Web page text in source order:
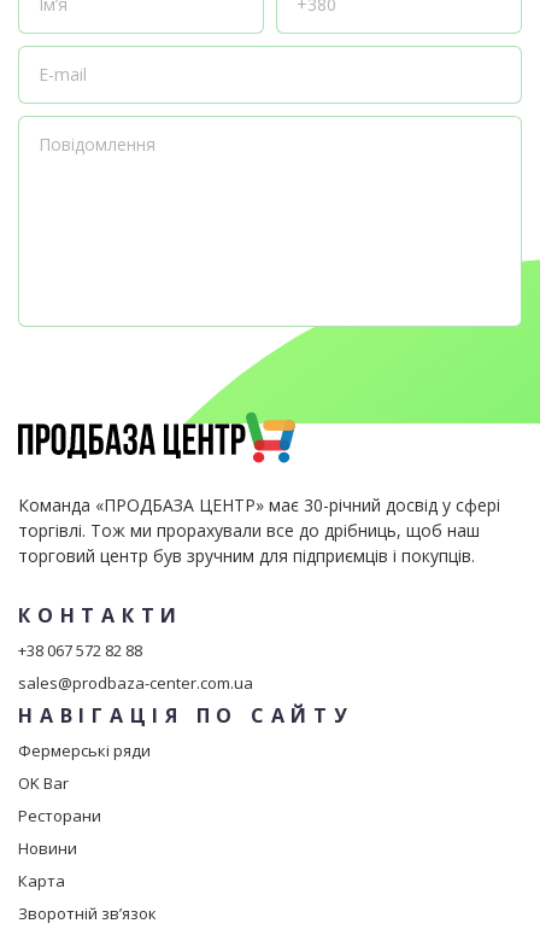
Команда «ПРОДБАЗА ЦЕНТР» має 30-річний досвід у сфері
торгівлі. Тож ми прорахували все до дрібниць, щоб наш
торговий центр був зручним для підприємців і покупців.
КОНТАКТИ
+38 067 572 82 88
sales@prodbaza-center.com.ua
НАВІГАЦІЯ ПО САЙТУ
Фермерські ряди
OK Bar
Ресторани
Новини
Карта
Зворотній зв’язок